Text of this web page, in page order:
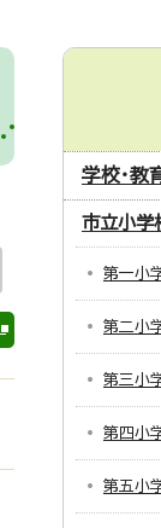
学校・教
市立小学
第一小
第二小
第三小
第四小
第五小